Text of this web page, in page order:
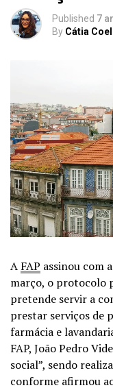
Published 7
By Cátia
A FAP assinou com
março, o protocolo
pretende servir a
prestar serviços de
farmácia e
FAP, João Pedro
social”, sendo
conforme afirmou ao